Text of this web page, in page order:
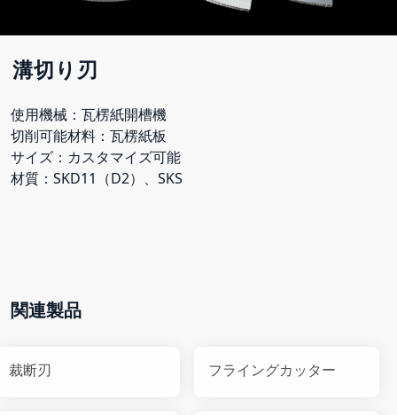
溝切り刃
使用機械：瓦楞紙開槽機
切削可能材料：瓦楞紙板
サイズ：カスタマイズ可能
材質：SKD11（D2）、SKS
関連製品
裁断刃 フライングカッター